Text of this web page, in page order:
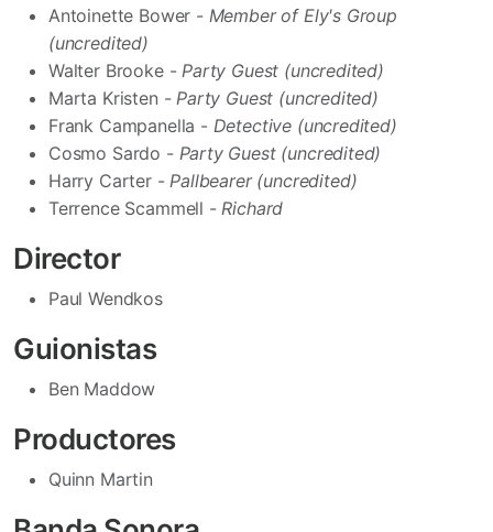
Antoinette Bower - Member of Ely's Group
(uncredited)
Walter Brooke - Party Guest (uncredited)
Marta Kristen - Party Guest (uncredited)
Frank Campanella - Detective (uncredited)
Cosmo Sardo - Party Guest (uncredited)
Harry Carter - Pallbearer (uncredited)
Terrence Scammell - Richard
Director
Paul Wendkos
Guionistas
Ben Maddow
Productores
Quinn Martin